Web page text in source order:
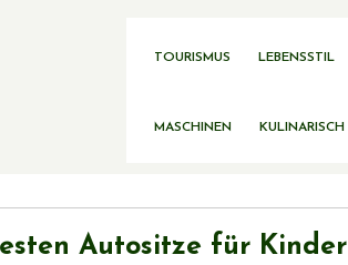
TOURISMUS LEBENSSTIL
MASCHINEN KULINARISCH
Autositze für Kinder